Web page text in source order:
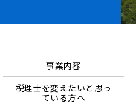
事業内容
税理士を変えたいと思っ
ている方へ